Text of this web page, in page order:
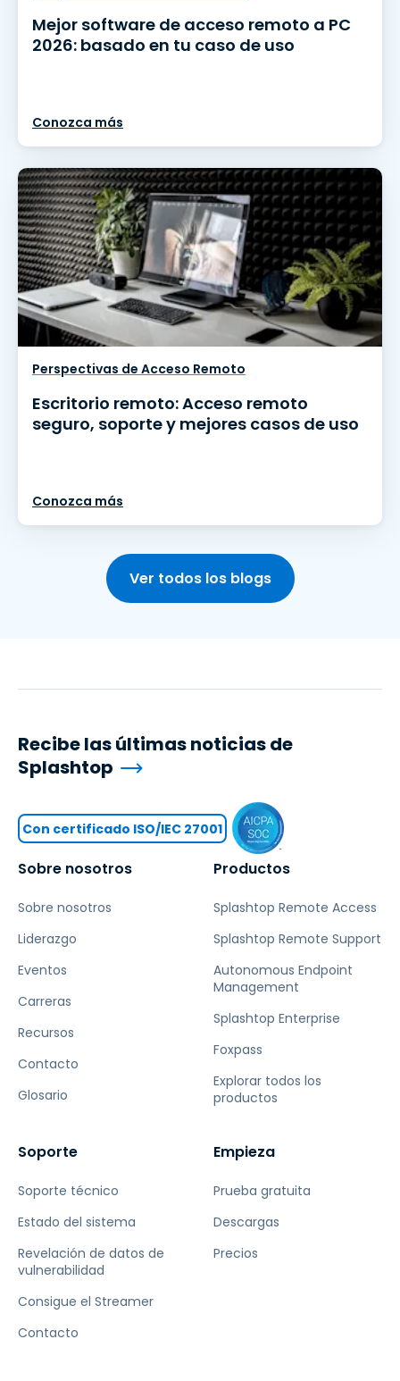
Mejor software de acceso remoto a PC
2026: basado en tu caso de uso
Conozca más
Perspectivas de Acceso Remoto
Escritorio remoto: Acceso remoto
seguro, soporte y mejores casos de uso
Conozca más
Ver todos los blogs
Sobre nosotros
Sobre nosotros
Liderazgo
Eventos
Carreras
Recursos
Contacto
Glosario
Productos
Splashtop Remote Access
Splashtop Remote Support
Autonomous Endpoint
Management
Splashtop Enterprise
Foxpass
Explorar todos los
productos
Soporte
Soporte técnico
Estado del sistema
Revelación de datos de
vulnerabilidad
Consigue el Streamer
Contacto
Empieza
Prueba gratuita
Descargas
Precios
Recibe las últimas noticias de
Splashtop
Con certificado ISO/IEC 27001